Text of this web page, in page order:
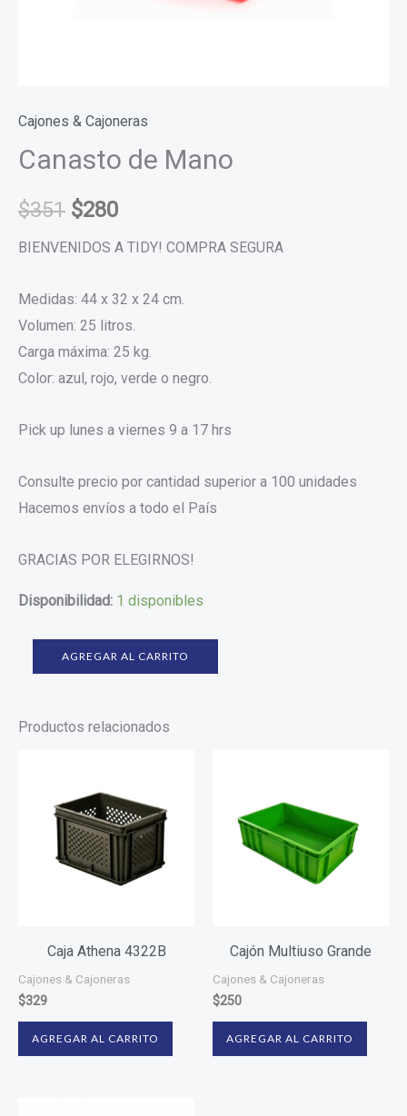
Cajones & Cajoneras
Canasto de Mano
$351 $280
BIENVENIDOS A TIDY! COMPRA SEGURA
Medidas: 44 x 32 x 24 cm.
Volumen: 25 litros.
Carga máxima: 25 kg.
Color: azul, rojo, verde o negro.
Pick up lunes a viernes 9 a 17 hrs
Consulte precio por cantidad superior a 100 unidades
Hacemos envíos a todo el País
GRACIAS POR ELEGIRNOS!
Disponibilidad: 1 disponibles
AGREGAR AL CARRITO
Productos relacionados
Caja Athena 4322B
Cajones & Cajoneras
$329
AGREGAR AL CARRITO
Cajón Multiuso Grande
Cajones & Cajoneras
$250
AGREGAR AL CARRITO